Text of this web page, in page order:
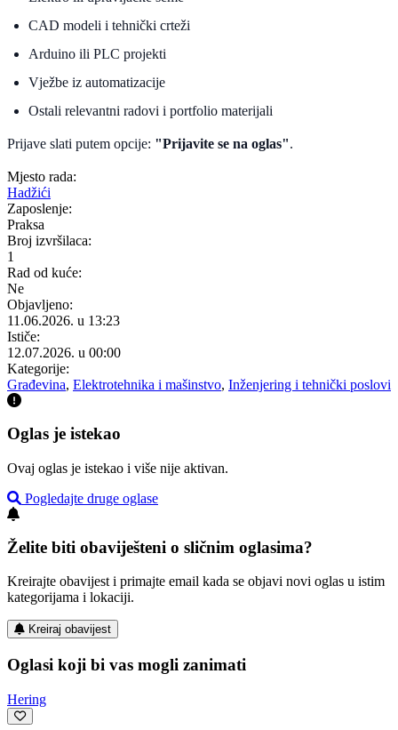
CAD modeli i tehnički crteži
Arduino ili PLC projekti
Vježbe iz automatizacije
Ostali relevantni radovi i portfolio materijali
Prijave slati putem opcije: "Prijavite se na oglas".
Mjesto rada:
Hadžići
Zaposlenje:
Praksa
Broj izvršilaca:
1
Rad od kuće:
Ne
Objavljeno:
11.06.2026. u 13:23
Ističe:
12.07.2026. u 00:00
Kategorije:
Građevina, Elektrotehnika i mašinstvo, Inženjering i tehnički poslovi
Oglas je istekao
Ovaj oglas je istekao i više nije aktivan.
Pogledajte druge oglase
Želite biti obaviješteni o sličnim oglasima?
Kreirajte obavijest i primajte email kada se objavi novi oglas u istim
kategorijama i lokaciji.
Kreiraj obavijest
Oglasi koji bi vas mogli zanimati
Hering